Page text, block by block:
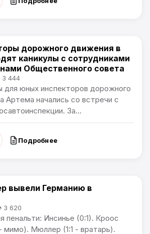
дорожного движения в
каникулы с сотрудниками
Общественного совета
444
для юных инспекторов дорожного
Артема начались со встречи с
За...
Подробнее
вывели Германию в
3 620
пенальти: Инсинье (0:1). Кроос
- мимо). Мюллер (1:1 - вратарь).